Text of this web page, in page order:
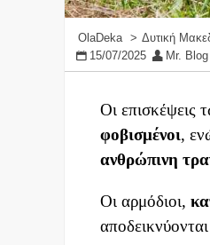
OlaDeka Δυτική
15/07/2025
Mr. Blog
Οι επισκέψεις
φοβισμένοι,
ανθρώπινη
Οι αρμόδιοι,
αποδεικνύονται